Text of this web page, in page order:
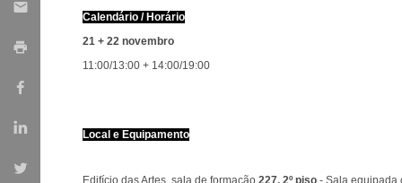
Calendário / Horário
21 + 22 novembro
11:00/13:00 + 14:00/19:00
Local e Equipamento
Edifício das Artes, sala de formação 227, 2º piso - Sala equipada